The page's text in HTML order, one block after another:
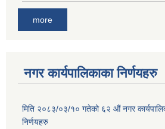
more
नगर कार्यपालिकाका निर्णयहरु
मिति २०८३/०३/१० गतेको ६२ औं नगर
निर्णयहरु